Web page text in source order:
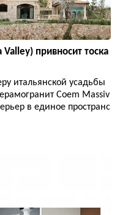
Valley) привносит тоска
итальянской усадьбы
Coem Massiv
в единое пространс